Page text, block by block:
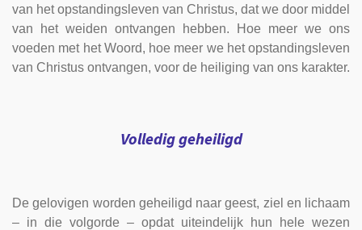
van het opstandingsleven van Christus, dat we door middel
van het weiden ontvangen hebben. Hoe meer we ons
voeden met het Woord, hoe meer we het opstandingsleven
van Christus ontvangen, voor de heiliging van ons karakter.
Volledig geheiligd
De gelovigen worden geheiligd naar geest, ziel en lichaam
– in die volgorde – opdat uiteindelijk hun hele wezen